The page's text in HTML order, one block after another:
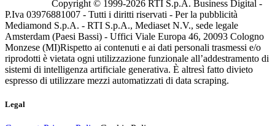
Copyright © 1999-2026 RTI S.p.A. Business Digital -
P.Iva 03976881007 - Tutti i diritti riservati - Per la pubblicità
Mediamond S.p.A. - RTI S.p.A., Mediaset N.V., sede legale
Amsterdam (Paesi Bassi) - Uffici Viale Europa 46, 20093 Cologno
Monzese (MI)Rispetto ai contenuti e ai dati personali trasmessi e/o
riprodotti è vietata ogni utilizzazione funzionale all’addestramento di
sistemi di intelligenza artificiale generativa. È altresì fatto divieto
espresso di utilizzare mezzi automatizzati di data scraping.
Legal